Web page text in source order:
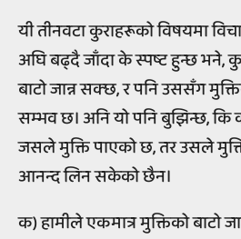
यी तीनवटा कुराहरूको विषयमा
अघि बढ्दै जाँदा के स्पष्ट हुन्छ भने,
बाटो जान्न सक्छ, र पनि उससँग
सम्भव छ। अनि यो पनि बुझिन्छ, कि
जसले मुक्ति पाएको छ, तर उसले
आनन्द लिन सकेको छैन।
क) हामीले एकमात्र मुक्तिको बाटो